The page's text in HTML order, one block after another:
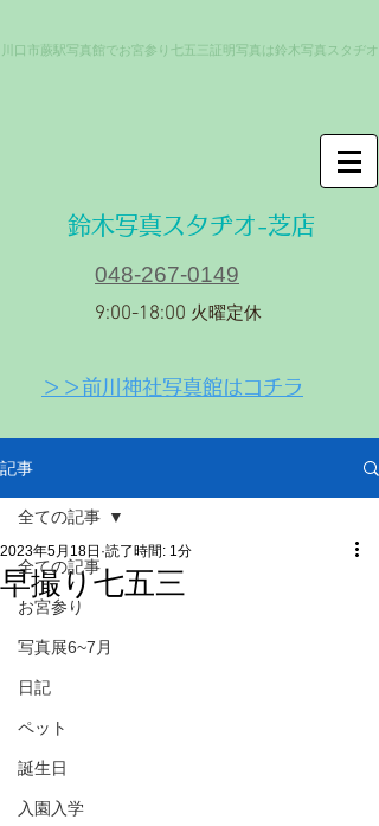
川口市蕨駅写真館でお宮参り七五三証明写真は鈴木写真スタヂオ
​鈴木写真スタヂオ-芝店
048-267-0149
9:00-18:00 火曜定休
＞＞前川神社写真館はコチラ
記事
全ての記事
お宮参り
写真展6~7月
日記
ペット
誕生日
入園入学
全ての記事
早撮り七五三
2023年5月18日 読了時間: 1分